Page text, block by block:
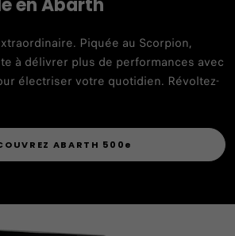
en Abarth
Piquée au Scorpion,
à délivrer plus de performances avec
électriser votre quotidien. Révoltez-
ABARTH 500e